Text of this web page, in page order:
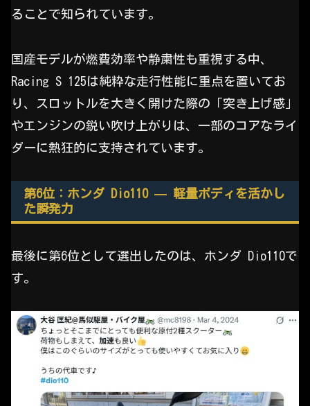
ることで知られています。
国産モデルが燃費効率や静粛性も重視する中、
Racing S 125は純粋な走行性能に重点を置いてお
り、スロットルを大きく開けた際の「突き上げ感」
やエンジンの鋭い吹け上がりは、一部のコアなライ
ダーに熱狂的に支持されています。
第6位：ホンダ Dio110 — 軽量ボディを活かし
た瞬発力
最後に第6位として選出したのは、ホンダ Dio110で
す。